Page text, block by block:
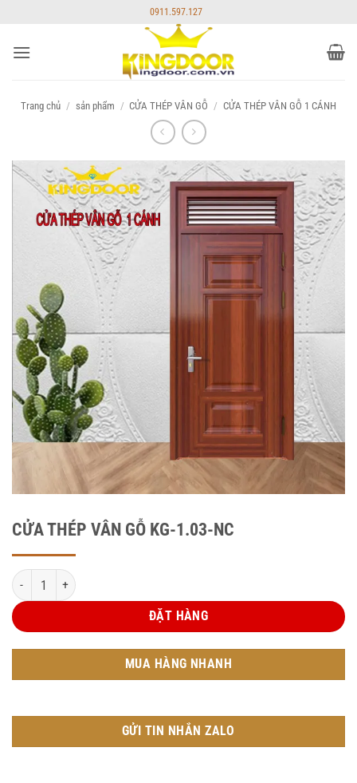
nội
0911.597.127
Trang chủ / sản phẩm / CỬA THÉP VÂN GỖ / CỬA THÉP VÂN GỖ 1 CÁNH
CỬA THÉP VÂN GỖ KG-1.03-NC
CỬA THÉP VÂN GỖ KG-1.03-NC số lượng
ĐẶT HÀNG
MUA HÀNG NHANH
GỬI TIN NHẮN ZALO